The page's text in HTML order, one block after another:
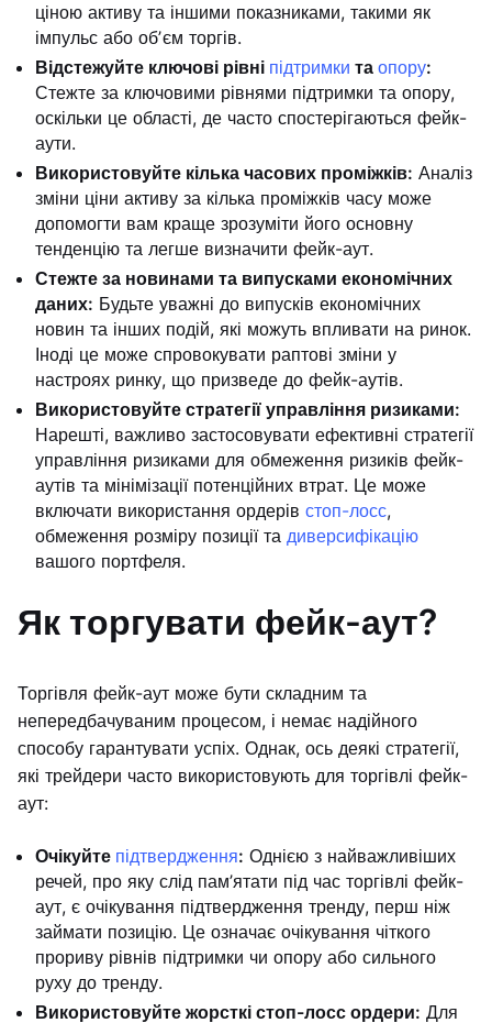
ціною активу та іншими показниками, такими як
імпульс або обʼєм торгів.
Відстежуйте ключові рівні підтримки та опору:
Стежте за ключовими рівнями підтримки та опору,
оскільки це області, де часто спостерігаються фейк-
аути.
Використовуйте кілька часових проміжків: Аналіз
зміни ціни активу за кілька проміжків часу може
допомогти вам краще зрозуміти його основну
тенденцію та легше визначити фейк-аут.
Стежте за новинами та випусками економічних
даних: Будьте уважні до випусків економічних
новин та інших подій, які можуть впливати на ринок.
Іноді це може спровокувати раптові зміни у
настроях ринку, що призведе до фейк-аутів.
Використовуйте стратегії управління ризиками:
Нарешті, важливо застосовувати ефективні стратегії
управління ризиками для обмеження ризиків фейк-
аутів та мінімізації потенційних втрат. Це може
включати використання ордерів стоп-лосс,
обмеження розміру позиції та диверсифікацію
вашого портфеля.
Як торгувати фейк-аут?
Торгівля фейк-аут може бути складним та
непередбачуваним процесом, і немає надійного
способу гарантувати успіх. Однак, ось деякі стратегії,
які трейдери часто використовують для торгівлі фейк-
аут:
Очікуйте підтвердження: Однією з найважливіших
речей, про яку слід пам’ятати під час торгівлі фейк-
аут, є очікування підтвердження тренду, перш ніж
займати позицію. Це означає очікування чіткого
прориву рівнів підтримки чи опору або сильного
руху до тренду.
Використовуйте жорсткі стоп-лосс ордери: Для